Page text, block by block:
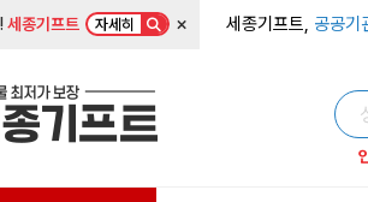
세종기프트 자세히 × 세종기프트, 공공기